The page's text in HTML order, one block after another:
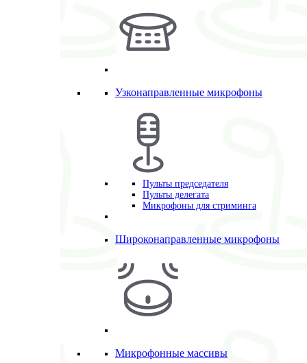
Узконаправленные микрофоны
Пульты председателя
Пульты делегата
Микрофоны для стриминга
Широконаправленные микрофоны
Микрофонные массивы